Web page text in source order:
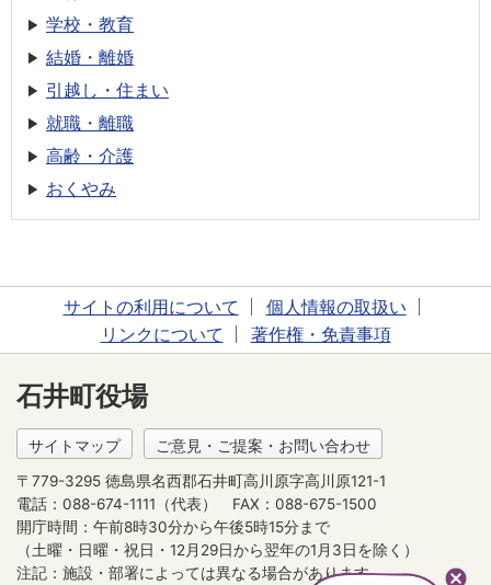
学校・教育
結婚・離婚
引越し・住まい
就職・離職
高齢・介護
おくやみ
サイトの利用について
個人情報の取扱い
リンクについて
著作権・免責事項
石井町役場
サイトマップ ご意見・ご提案・お問い合わせ
〒779-3295 徳島県名西郡石井町高川原字高川原121-1
電話：088-674-1111（代表）
FAX：088-675-1500
開庁時間：午前8時30分から午後5時15分まで
（土曜・日曜・祝日・12月29日から翌年の1月3日を除く）
注記：施設・部署によっては異なる場合があります。